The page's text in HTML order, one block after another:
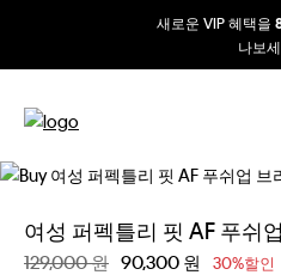
새로운 VIP 혜택을
나보
여성 퍼펙틀리 핏 AF 푸쉬
할인 전 가격
129,000 원 할인된 가격
90,300 원 30%할인